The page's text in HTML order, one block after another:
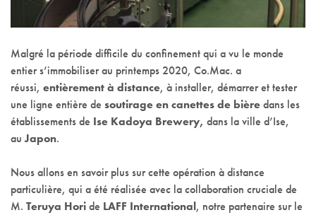
Malgré la période difficile du confinement qui a vu le monde
entier s’immobiliser au printemps 2020, Co.Mac. a
réussi, entièrement à distance, à installer, démarrer et tester
une ligne entière de soutirage en canettes de bièredans les
établissements de Ise Kadoya Brewery, dans la ville d’Ise,
auJapon.
Nous allons en savoir plus sur cette opération à distance
particulière, qui a été réalisée avec la collaboration cruciale de
M. Teruya Horide LAFF International, notre partenaire sur le